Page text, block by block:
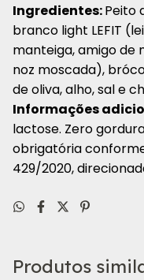
Ingredientes:Peito
branco light LEFIT
manteiga, amigo de
noz moscada),
de oliva, alho, sal e
Informações
lactose. Zero
obrigatória
429/2020,
Produtos